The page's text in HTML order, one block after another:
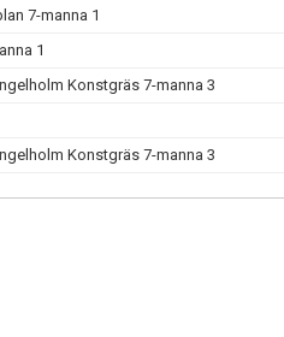
7-manna 1
1
Konstgräs 7-manna 3
Konstgräs 7-manna 3